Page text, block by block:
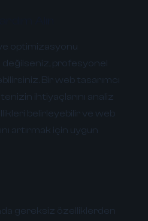
optimizasyonu
profesyonel
Bir web tasarımcı
ihtiyaçlarını analiz
belirleyebilir ve web
artırmak için uygun
gereksiz özelliklerden